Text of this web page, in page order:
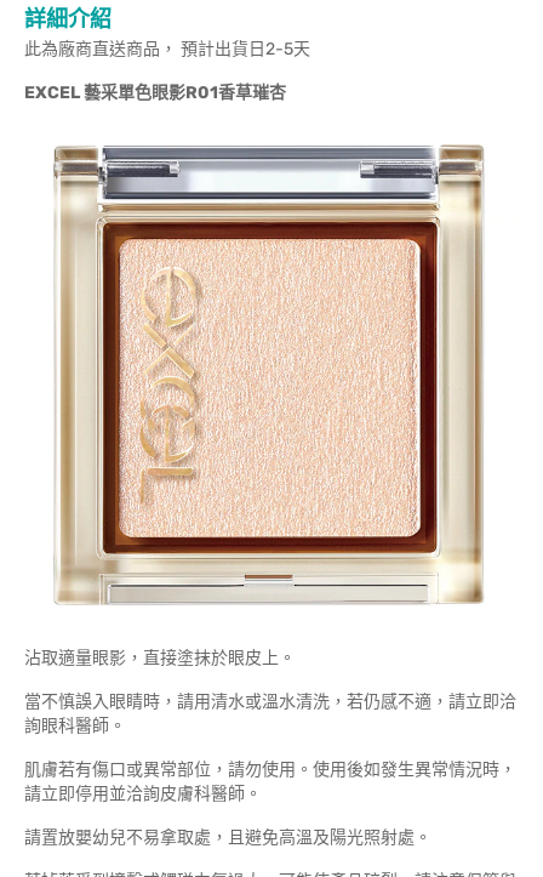
詳細介紹
此為廠商直送商品， 預計出貨日2-5天
EXCEL藝采單色眼影R01香草璀杏
沾取適量眼影，直接塗抹於眼皮上。
當不慎誤入眼睛時，請用清水或溫水清洗，若仍感不適，請立即洽
詢眼科醫師。
肌膚若有傷口或異常部位，請勿使用。使用後如發生異常情況時，
請立即停用並洽詢皮膚科醫師。
請置放嬰幼兒不易拿取處，且避免高溫及陽光照射處。